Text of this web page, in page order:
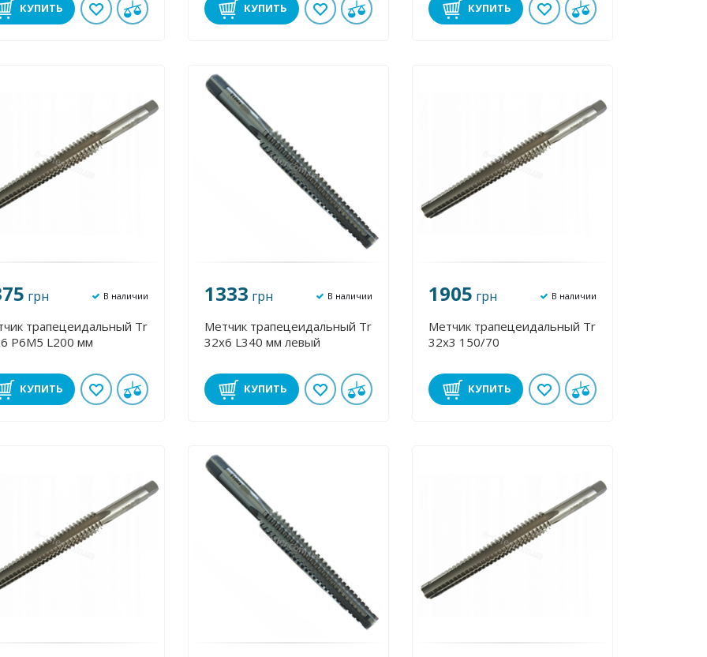
КУПИТЬ КУПИТЬ КУПИТЬ
грн В наличии
трапецеидальный Tr
Р6М5 L200 мм
КУПИТЬ
1333 грн В наличии
Метчик трапецеидальный Tr
32х6 L340 мм левый
КУПИТЬ
1905 грн В наличии
Метчик трапецеидальный Tr
32х3 150/70
КУПИТЬ